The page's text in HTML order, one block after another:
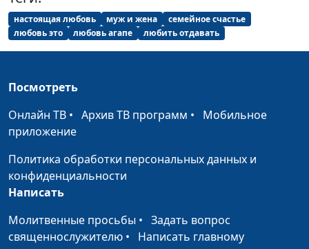
настоящая любовь муж и жена
семейное счастье
любовь это
любовь агапе любить отдавать
Посмотреть
Онлайн ТВ • Архив ТВ программ • Мобильное
приложение
Политика обработки персональных данных и
конфиденциальности
Написать
Молитвенные просьбы • Задать вопрос
священнослужителю • Написать главному